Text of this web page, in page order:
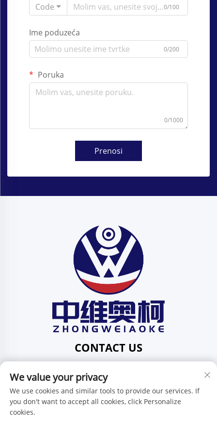
Code
0/100
Ime poduzeća
0/200
Poruka
0/1000
Prenosi
CONTACT US
Pingdi, Shenzhen, Guangdong, Kina
Tel:+86-15986647296
E-mail:[email protected]
We value your privacy
We use cookies and similar tools to provide our services. If
you don't want to accept all cookies, click Personalize
cookies.